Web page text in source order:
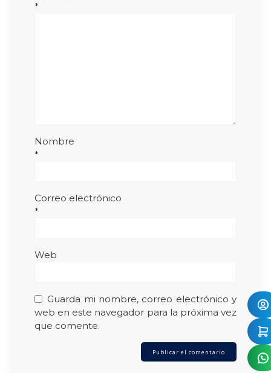
*
Nombre
*
Correo electrónico
*
Web
Guarda mi nombre, correo electrónico y
web en este navegador para la próxima vez
que comente.